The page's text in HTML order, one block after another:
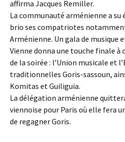
affirma Jacques Remiller.
La communauté arménienne a su
brio ses compatriotes
Arménienne. Un gala de musique
Vienne donna une touche finale à
de la soirée : l’Union musicale et
traditionnelles Goris-sassoun,
Komitas et Guiliguia.
La délégation arménienne
viennoise pour Paris où elle fera
de regagner Goris.